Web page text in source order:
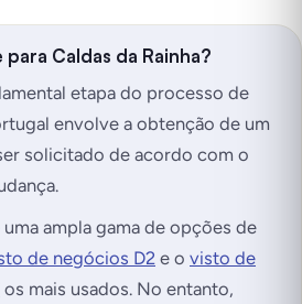
Caldas da Rainha?
etapa do processo de
envolve a obtenção de um
solicitado de acordo com o
ampla gama de opções de
de negócios D2 e o visto de
os mais usados. No entanto,